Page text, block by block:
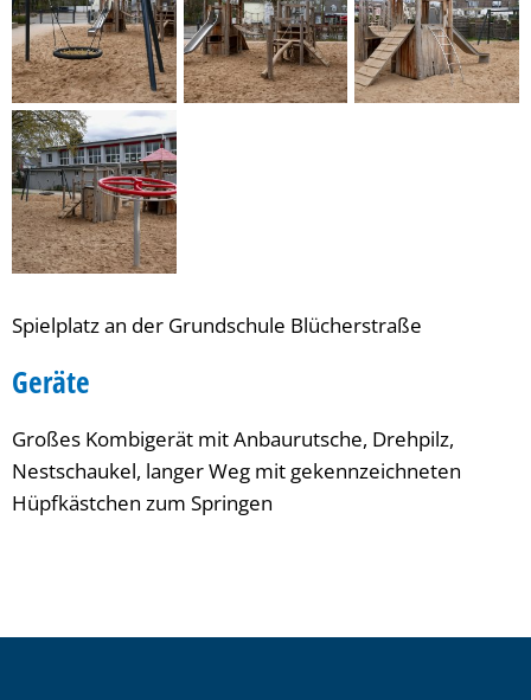
Spielplatz an der Grundschule Blücherstraße
Geräte
Großes Kombigerät mit Anbaurutsche, Drehpilz,
Nestschaukel, langer Weg mit gekennzeichneten
Hüpfkästchen zum Springen